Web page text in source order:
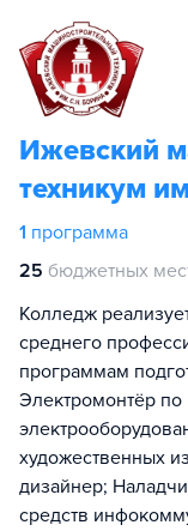
Ижевский
техникум
1 программа
25 бюджетных
Колледж
среднего
программам
Электромонтёр
художественных
дизайнер;
средств